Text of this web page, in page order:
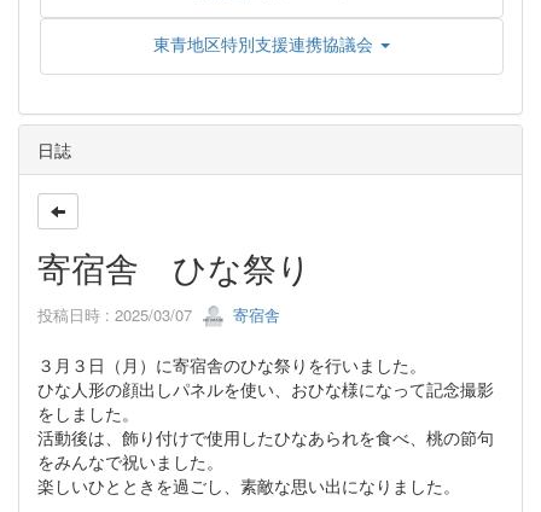
東青地区特別支援連携協議会
日誌
寄宿舎 ひな祭り
投稿日時 : 2025/03/07 寄宿舎
３月３日（月）に寄宿舎のひな祭りを行いました。
ひな人形の顔出しパネルを使い、おひな様になって記念撮影
をしました。
活動後は、飾り付けで使用したひなあられを食べ、桃の節句
をみんなで祝いました。
楽しいひとときを過ごし、素敵な思い出になりました。